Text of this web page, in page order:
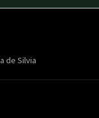
de Silvia